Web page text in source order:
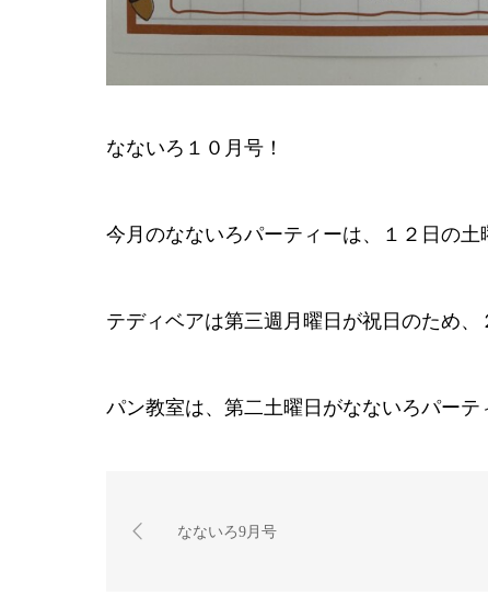
なないろ１０月号！
今月のなないろパーティーは、１２日の土
テディベアは第三週月曜日が祝日のため、
パン教室は、第二土曜日がなないろパーテ
なないろ9月号